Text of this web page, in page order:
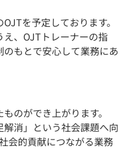
を予定しております。
え、OJTトレーナーの指
もとで安心して業務にあ
のができ上がります。
解消」という社会課題へ向
会的貢献につながる業務